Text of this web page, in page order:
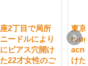
2丁目で局所
ードルにより
ピアス穴開け
22才女性のご
東
け